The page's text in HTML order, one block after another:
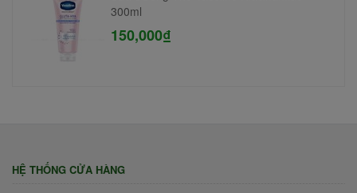
300ml
150,000₫
HỆ THỐNG CỬA HÀNG